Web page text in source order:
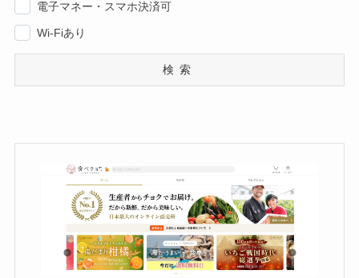
電子マネー・スマホ決済可
Wi-Fiあり
検索